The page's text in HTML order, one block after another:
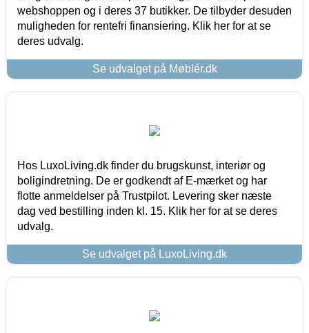
webshoppen og i deres 37 butikker. De tilbyder desuden
muligheden for rentefri finansiering. Klik her for at se
deres udvalg.
Se udvalget på Møblér.dk
Hos LuxoLiving.dk finder du brugskunst, interiør og
boligindretning. De er godkendt af E-mærket og har
flotte anmeldelser på Trustpilot. Levering sker næste
dag ved bestilling inden kl. 15. Klik her for at se deres
udvalg.
Se udvalget på LuxoLiving.dk